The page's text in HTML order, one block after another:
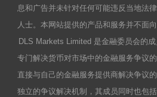
息和广告并未针对任何可能违反当地法
人士。本网站提供的产品和服务并不面
DLS Markets Limited 是金融委员会的
专门解决货币对市场中的金融服务争议
直接与自己的金融服务提供商解决争议
独立的争议解决机制，其成员同时也包